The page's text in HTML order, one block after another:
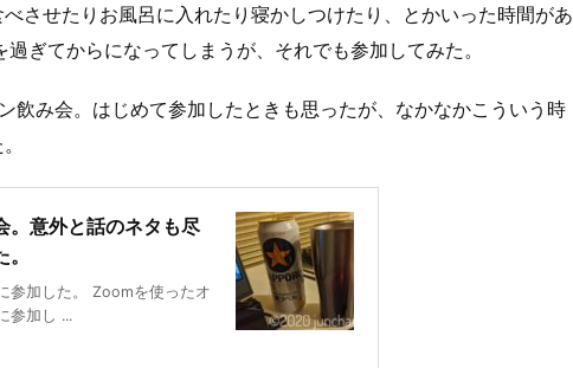
させたりお風呂に入れたり寝かしつけたり、とかいった時間があ
ぎてからになってしまうが、それでも参加してみた。
飲み会。はじめて参加したときも思ったが、なかなかこういう時
。意外と話のネタも尽
参加した。 Zoomを使ったオ
参加し ...